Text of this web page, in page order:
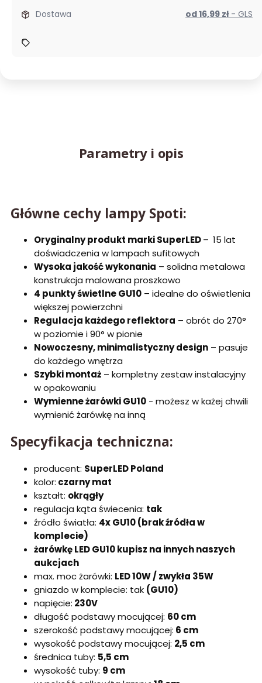
Dostawa od 16,99 zł - GLS
Parametry i opis
Główne cechy lampy Spoti:
Oryginalny produkt marki SuperLED– 15 lat
doświadczenia w lampach sufitowych
Wysoka jakość wykonania – solidna metalowa
konstrukcja malowana proszkowo
4 punkty świetlne GU10 – idealne do oświetlenia
większej powierzchni
Regulacja każdego reflektora – obrót do 270°
w poziomie i 90° w pionie
Nowoczesny, minimalistyczny design – pasuje
do każdego wnętrza
Szybki montaż – kompletny zestaw instalacyjny
w opakowaniu
Wymienne żarówki GU10 - możesz w każej chwili
wymienić żarówkę na inną
Specyfikacja techniczna:
producent: SuperLED Poland
kolor: czarny mat
kształt: okrągły
regulacja kąta świecenia: tak
źródło światła: 4x GU10 (brak źródła w
komplecie)
żarówkę LED GU10 kupisz na innych naszych
aukcjach
max. moc żarówki: LED 10W / zwykła 35W
gniazdo w komplecie: tak (GU10)
napięcie: 230V
długość podstawy mocującej: 60 cm
szerokość podstawy mocującej: 6 cm
wysokość podstawy mocującej: 2,5 cm
średnica tuby: 5,5 cm
wysokość tuby: 9 cm